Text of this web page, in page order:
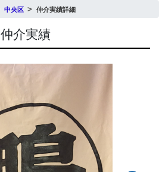
中央区 仲介実績詳細
仲介実績